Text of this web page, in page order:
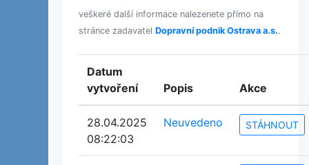
veškeré další informace nalezenete přímo na
stránce zadavatel Dopravní podnik Ostrava a.s..
Datum
vytvoření
Popis Akce
28.04.2025
08:22:03
Neuvedeno STÁHNOUT